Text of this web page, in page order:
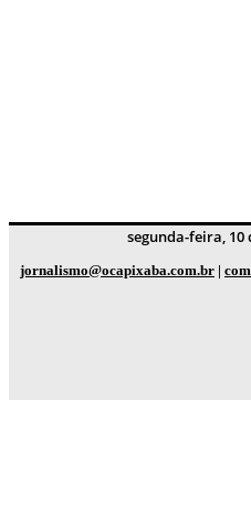
segunda-feira, 10
jornalismo@ocapixaba.com.br |